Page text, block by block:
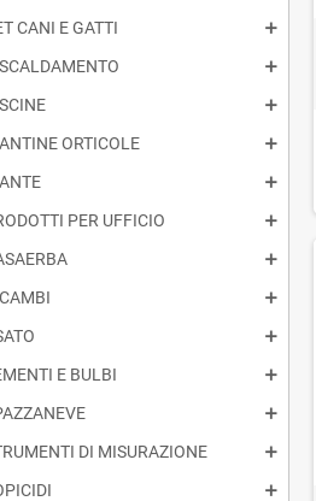
CANI E GATTI
ORTICOLE
PER UFFICIO
E BULBI
DI MISURAZIONE